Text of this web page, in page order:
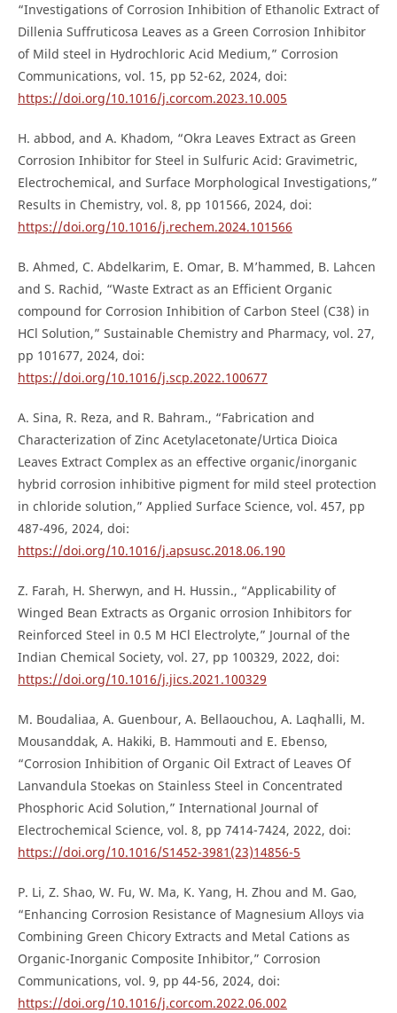
“Investigations of Corrosion Inhibition of Ethanolic Extract of
Dillenia Suffruticosa Leaves as a Green Corrosion Inhibitor
of Mild steel in Hydrochloric Acid Medium,” Corrosion
Communications, vol. 15, pp 52-62, 2024, doi:
https://doi.org/10.1016/j.corcom.2023.10.005
H. abbod, and A. Khadom, “Okra Leaves Extract as Green
Corrosion Inhibitor for Steel in Sulfuric Acid: Gravimetric,
Electrochemical, and Surface Morphological Investigations,”
Results in Chemistry, vol. 8, pp 101566, 2024, doi:
https://doi.org/10.1016/j.rechem.2024.101566
B. Ahmed, C. Abdelkarim, E. Omar, B. M’hammed, B. Lahcen
and S. Rachid, “Waste Extract as an Efficient Organic
compound for Corrosion Inhibition of Carbon Steel (C38) in
HCl Solution,” Sustainable Chemistry and Pharmacy, vol. 27,
pp 101677, 2024, doi:
https://doi.org/10.1016/j.scp.2022.100677
A. Sina, R. Reza, and R. Bahram., “Fabrication and
Characterization of Zinc Acetylacetonate/Urtica Dioica
Leaves Extract Complex as an effective organic/inorganic
hybrid corrosion inhibitive pigment for mild steel protection
in chloride solution,” Applied Surface Science, vol. 457, pp
487-496, 2024, doi:
https://doi.org/10.1016/j.apsusc.2018.06.190
Z. Farah, H. Sherwyn, and H. Hussin., “Applicability of
Winged Bean Extracts as Organic orrosion Inhibitors for
Reinforced Steel in 0.5 M HCl Electrolyte,” Journal of the
Indian Chemical Society, vol. 27, pp 100329, 2022, doi:
https://doi.org/10.1016/j.jics.2021.100329
M. Boudaliaa, A. Guenbour, A. Bellaouchou, A. Laqhalli, M.
Mousanddak, A. Hakiki, B. Hammouti and E. Ebenso,
“Corrosion Inhibition of Organic Oil Extract of Leaves Of
Lanvandula Stoekas on Stainless Steel in Concentrated
Phosphoric Acid Solution,” International Journal of
Electrochemical Science, vol. 8, pp 7414-7424, 2022, doi:
https://doi.org/10.1016/S1452-3981(23)14856-5
P. Li, Z. Shao, W. Fu, W. Ma, K. Yang, H. Zhou and M. Gao,
“Enhancing Corrosion Resistance of Magnesium Alloys via
Combining Green Chicory Extracts and Metal Cations as
Organic-Inorganic Composite Inhibitor,” Corrosion
Communications, vol. 9, pp 44-56, 2024, doi:
https://doi.org/10.1016/j.corcom.2022.06.002